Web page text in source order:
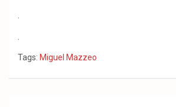
.
.
Tags: Miguel Mazzeo